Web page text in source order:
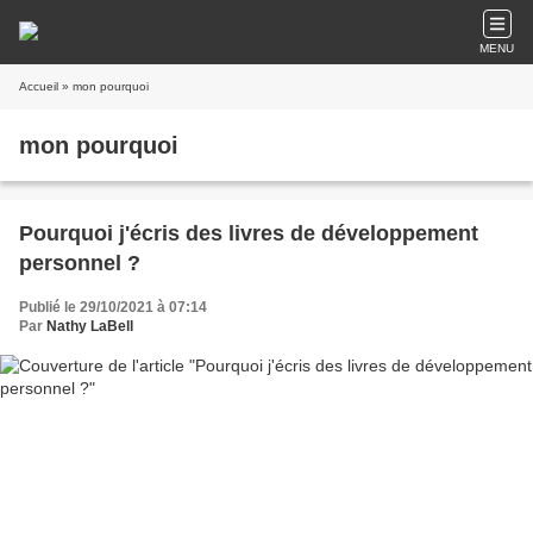
MENU
Accueil » mon pourquoi
mon pourquoi
Pourquoi j'écris des livres de développement
personnel ?
Publié le 29/10/2021 à 07:14
Par Nathy LaBell